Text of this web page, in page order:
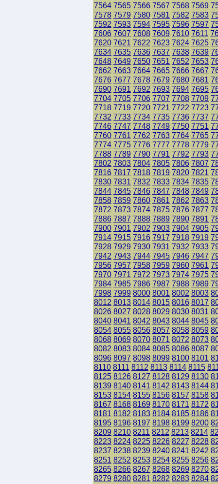
7564 7565 7566 7567 7568 7569
7578 7579 7580 7581 7582 7583
7592 7593 7594 7595 7596 7597
7606 7607 7608 7609 7610 7611
7620 7621 7622 7623 7624 7625
7634 7635 7636 7637 7638 7639
7648 7649 7650 7651 7652 7653
7662 7663 7664 7665 7666 7667
7676 7677 7678 7679 7680 7681
7690 7691 7692 7693 7694 7695
7704 7705 7706 7707 7708 7709
7718 7719 7720 7721 7722 7723
7732 7733 7734 7735 7736 7737
7746 7747 7748 7749 7750 7751
7760 7761 7762 7763 7764 7765
7774 7775 7776 7777 7778 7779
7788 7789 7790 7791 7792 7793
7802 7803 7804 7805 7806 7807
7816 7817 7818 7819 7820 7821
7830 7831 7832 7833 7834 7835
7844 7845 7846 7847 7848 7849
7858 7859 7860 7861 7862 7863
7872 7873 7874 7875 7876 7877
7886 7887 7888 7889 7890 7891
7900 7901 7902 7903 7904 7905
7914 7915 7916 7917 7918 7919
7928 7929 7930 7931 7932 7933
7942 7943 7944 7945 7946 7947
7956 7957 7958 7959 7960 7961
7970 7971 7972 7973 7974 7975
7984 7985 7986 7987 7988 7989
7998 7999 8000 8001 8002 8003
8012 8013 8014 8015 8016 8017
8026 8027 8028 8029 8030 8031
8040 8041 8042 8043 8044 8045
8054 8055 8056 8057 8058 8059
8068 8069 8070 8071 8072 8073
8082 8083 8084 8085 8086 8087
8096 8097 8098 8099 8100 8101
8110 8111 8112 8113 8114 8115
8125 8126 8127 8128 8129 8130
8139 8140 8141 8142 8143 8144
8153 8154 8155 8156 8157 8158
8167 8168 8169 8170 8171 8172
8181 8182 8183 8184 8185 8186
8195 8196 8197 8198 8199 8200
8209 8210 8211 8212 8213 8214
8223 8224 8225 8226 8227 8228
8237 8238 8239 8240 8241 8242
8251 8252 8253 8254 8255 8256
8265 8266 8267 8268 8269 8270
8279 8280 8281 8282 8283 8284